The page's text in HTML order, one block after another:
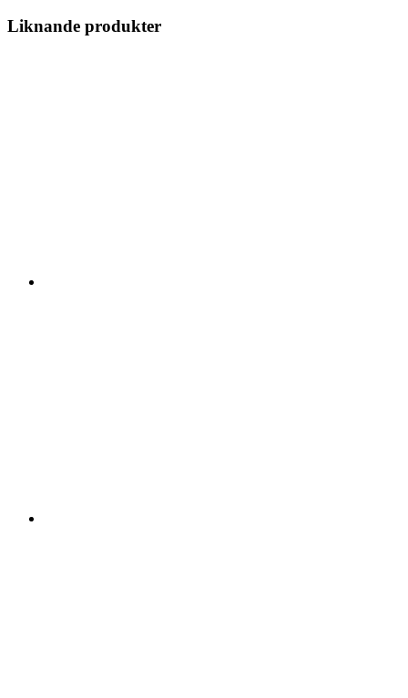
Liknande produkter